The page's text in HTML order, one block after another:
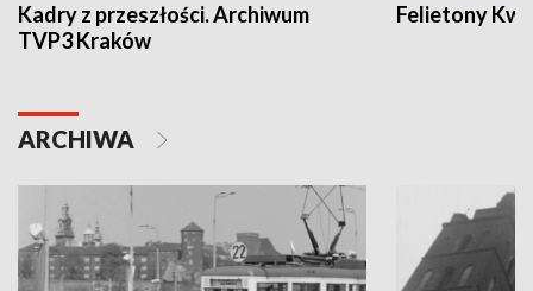
Kadry z przeszłości. Archiwum
TVP3 Kraków
Felietony
ARCHIWA